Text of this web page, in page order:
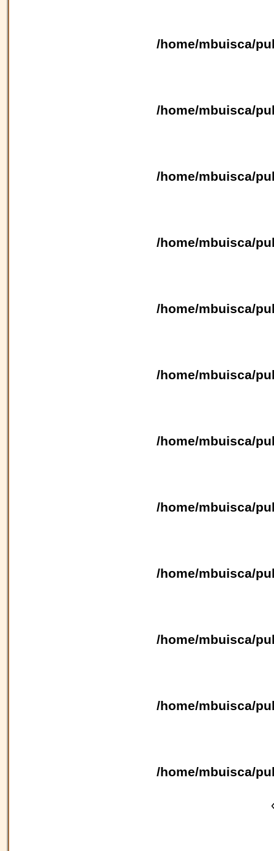
/home/mbuisca/
/home/mbuisca/
/home/mbuisca/
/home/mbuisca/
/home/mbuisca/
/home/mbuisca/
/home/mbuisca/
/home/mbuisca/
/home/mbuisca/
/home/mbuisca/
/home/mbuisca/
/home/mbuisca/